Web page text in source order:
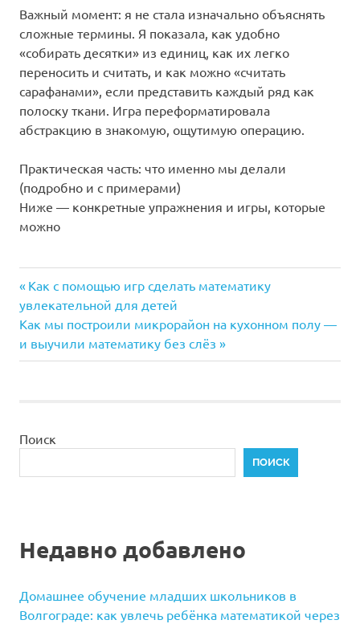
Важный момент: я не стала изначально объяснять
сложные термины. Я показала, как удобно
«собирать десятки» из единиц, как их легко
переносить и считать, и как можно «считать
сарафанами», если представить каждый ряд как
полоску ткани. Игра переформатировала
абстракцию в знакомую, ощутимую операцию.
Практическая часть: что именно мы делали
(подробно и с примерами)
Ниже — конкретные упражнения и игры, которые
можно
Навигация
по
записям
Предыдущая
запись:
Как с помощью игр сделать математику
увлекательной для детей
Следующая
запись:
Как мы построили микрорайон на кухонном полу —
и выучили математику без слёз
Поиск
ПОИСК
Недавно добавлено
Домашнее обучение младших школьников в
Волгограде: как увлечь ребёнка математикой через